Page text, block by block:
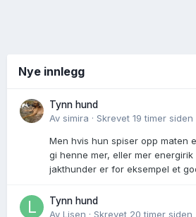
Nye innlegg
Tynn hund
Av simira · Skrevet 19 timer siden
Men hvis hun spiser opp maten
gi henne mer, eller mer
jakthunder er for eksempel et
Tynn hund
Av Lisen · Skrevet 20 timer siden